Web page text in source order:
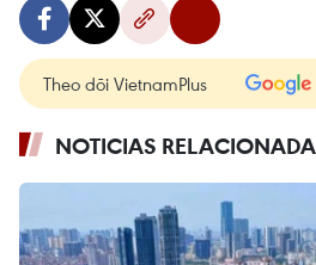
Theo dõi VietnamPlus
NOTICIAS